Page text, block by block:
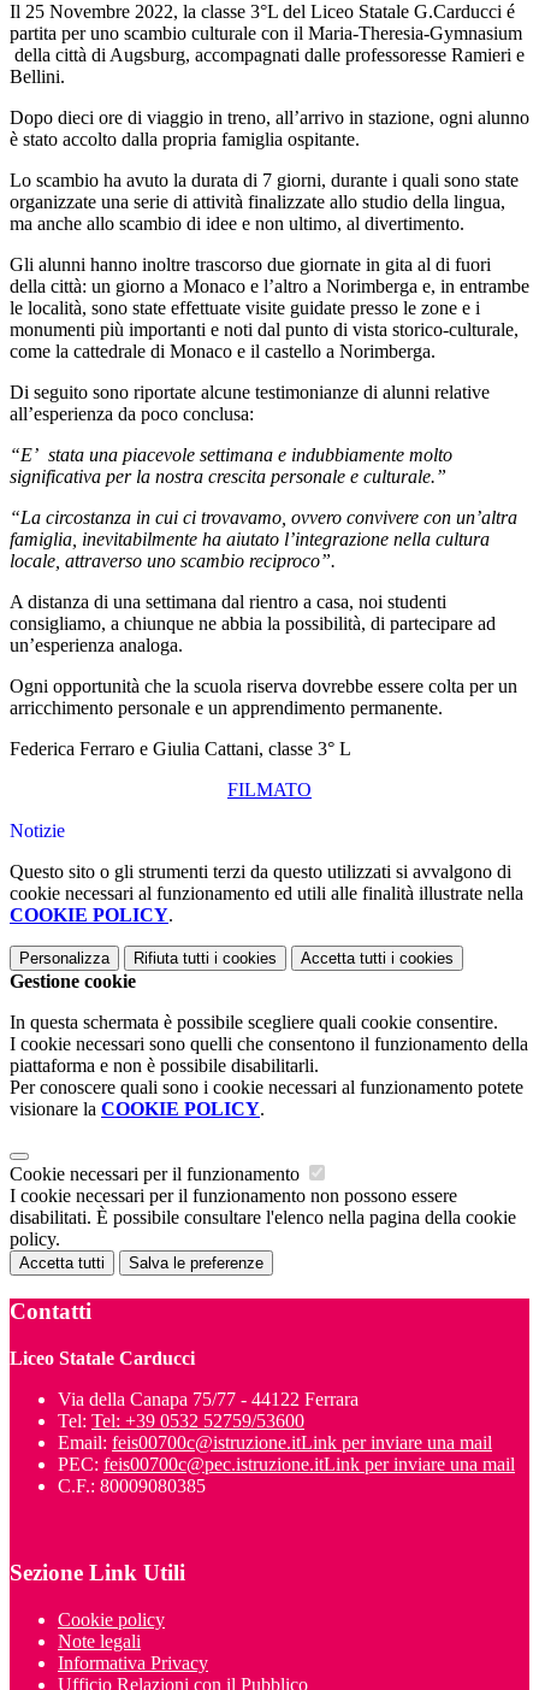
Il 25 Novembre 2022, la classe 3°L del Liceo Statale G.Carducci é
partita per uno scambio culturale con il Maria-Theresia-Gymnasium
della città di Augsburg, accompagnati dalle professoresse Ramieri e
Bellini.
Dopo dieci ore di viaggio in treno, all’arrivo in stazione, ogni alunno
è stato accolto dalla propria famiglia ospitante.
Lo scambio ha avuto la durata di 7 giorni, durante i quali sono state
organizzate una serie di attività finalizzate allo studio della lingua,
ma anche allo scambio di idee e non ultimo, al divertimento.
Gli alunni hanno inoltre trascorso due giornate in gita al di fuori
della città: un giorno a Monaco e l’altro a Norimberga e, in entrambe
le località, sono state effettuate visite guidate presso le zone e i
monumenti più importanti e noti dal punto di vista storico-culturale,
come la cattedrale di Monaco e il castello a Norimberga.
Di seguito sono riportate alcune testimonianze di alunni relative
all’esperienza da poco conclusa:
“E’ stata una piacevole settimana e indubbiamente molto
significativa per la nostra crescita personale e culturale.”
“La circostanza in cui ci trovavamo, ovvero convivere con un’altra
famiglia, inevitabilmente ha aiutato l’integrazione nella cultura
locale, attraverso uno scambio reciproco”.
A distanza di una settimana dal rientro a casa, noi studenti
consigliamo, a chiunque ne abbia la possibilità, di partecipare ad
un’esperienza analoga.
Ogni opportunità che la scuola riserva dovrebbe essere colta per un
arricchimento personale e un apprendimento permanente.
Federica Ferraro e Giulia Cattani, classe 3° L
FILMATO
Notizie
Questo sito o gli strumenti terzi da questo utilizzati si avvalgono di
cookie necessari al funzionamento ed utili alle finalità illustrate nella
COOKIE POLICY.
Personalizza Rifiuta tutti i cookies Accetta tutti i cookies
Gestione cookie
In questa schermata è possibile scegliere quali cookie consentire.
I cookie necessari sono quelli che consentono il funzionamento della
piattaforma e non è possibile disabilitarli.
Per conoscere quali sono i cookie necessari al funzionamento potete
visionare la COOKIE POLICY.
Cookie necessari per il funzionamento
I cookie necessari per il funzionamento non possono essere
disabilitati. È possibile consultare l'elenco nella pagina della cookie
policy.
Accetta tutti Salva le preferenze
Contatti
Liceo Statale Carducci
Via della Canapa 75/77 - 44122 Ferrara
Tel: Tel: +39 0532 52759/53600
Email: feis00700c@istruzione.itLink per inviare una mail
PEC: feis00700c@pec.istruzione.itLink per inviare una mail
C.F.: 80009080385
Sezione Link Utili
Cookie policy
Note legali
Informativa Privacy
Ufficio Relazioni con il Pubblico